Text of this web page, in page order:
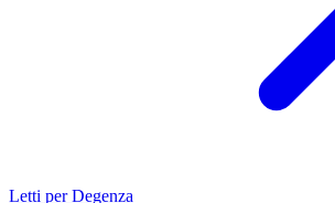
Letti per Degenza